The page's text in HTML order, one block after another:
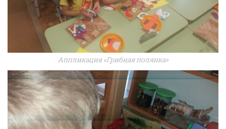
Аппликация «Грибная полянка»